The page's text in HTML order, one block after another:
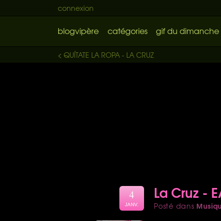
connexion
blogvipère catégories gif du dimanche
< QUÍTATE LA ROPA - LA CRUZ
La Cruz -
Posté dans
4
JANV.